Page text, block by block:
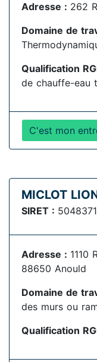
Adresse : 262
Domaine de
Qualification
de chauffe-eau
C'est mon
MICLOT
SIRET :
Adresse : 1110
88650 Anould
Domaine de
des murs ou
Qualification